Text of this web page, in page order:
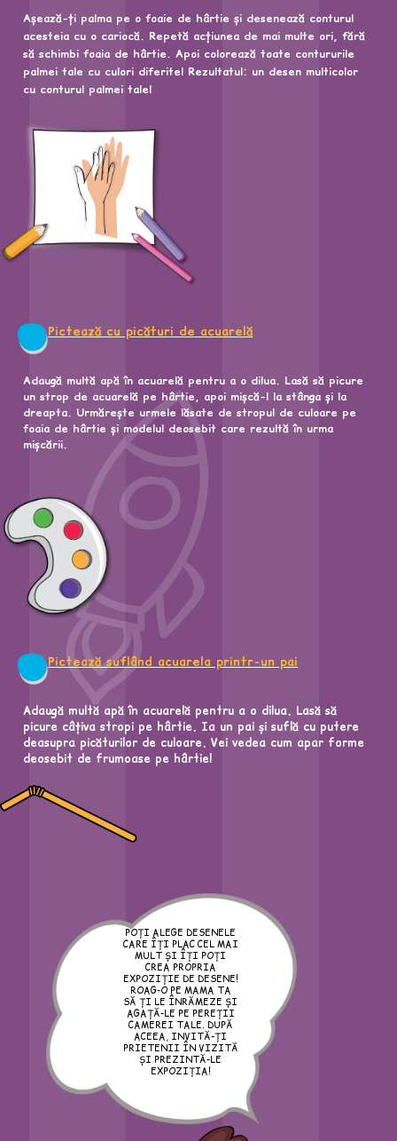
Așează-ți palma pe o foaie de hârtie și desenează conturul
acesteia cu o cariocă. Repetă acțiunea de mai multe ori, fără
să schimbi foaia de hârtie. Apoi colorează toate contururile
palmei tale cu culori diferite! Rezultatul: un desen multicolor
cu conturul palmei tale!
Pictează cu picături de acuarelă
Adaugă multă apă în acuarelă pentru a o dilua. Lasă să picure
un strop de acuarelă pe hârtie, apoi mișcă-l la stânga și la
dreapta. Urmărește urmele lăsate de stropul de culoare pe
foaia de hârtie și modelul deosebit care rezultă în urma
mișcării.
Pictează suflând acuarela printr-un pai
Adaugă multă apă în acuarelă pentru a o dilua. Lasă să
picure câțiva stropi pe hârtie. Ia un pai și suflă cu putere
deasupra picăturilor de culoare. Vei vedea cum apar forme
deosebit de frumoase pe hârtie!
POȚI ALEGE DESENELE
CARE ÎȚI PLAC CEL MAI
MULT ȘI ÎȚI POȚI
CREA PROPRIA
EXPOZIȚIE DE DESENE!
ROAG-O PE MAMA TA
SĂ ȚI LE ÎNRĂMEZE ȘI
AGAȚĂ-LE PE PEREȚII
CAMEREI TALE. DUPĂ
ACEEA, INVITĂ-ȚI
PRIETENII ÎN VIZITĂ
ȘI PREZINTĂ-LE
EXPOZIȚIA!